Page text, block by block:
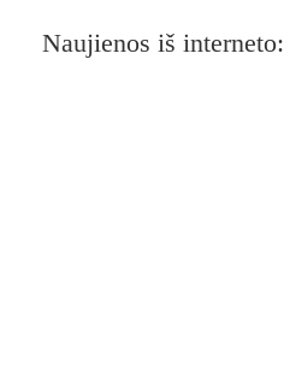
Naujienos iš interneto: